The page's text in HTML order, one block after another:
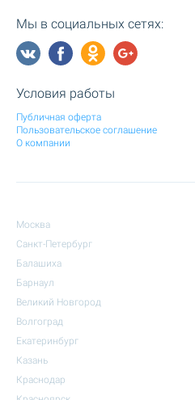
Мы в социальных сетях:
Условия работы
Публичная оферта
Пользовательское соглашение
О компании
Москва
Санкт-Петербург
Балашиха
Барнаул
Великий Новгород
Волгоград
Екатеринбург
Казань
Краснодар